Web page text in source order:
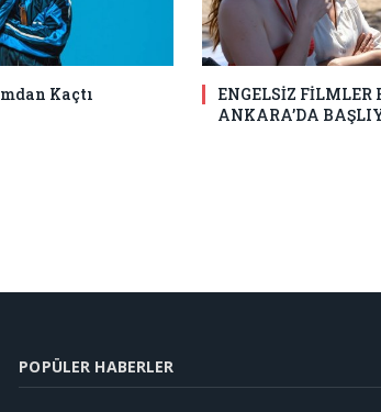
Kaçtı
ENGELSİZ FİLMLER
ANKARA’DA
POPÜLER HABERLER